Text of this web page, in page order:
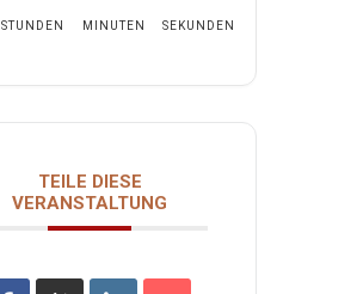
STUNDEN MINUTEN SEKUNDEN
TEILE DIESE
VERANSTALTUNG